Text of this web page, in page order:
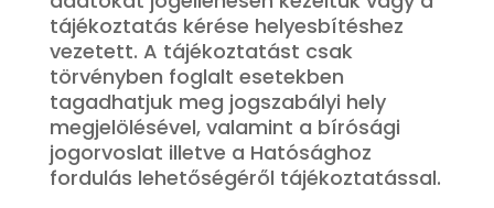
tájékoztatás kérése helyesbítéshez
vezetett. A tájékoztatást csak
törvényben foglalt esetekben
tagadhatjuk meg jogszabályi hely
megjelölésével, valamint a bírósági
jogorvoslat illetve a Hatósághoz
fordulás lehetőségéről tájékoztatással.